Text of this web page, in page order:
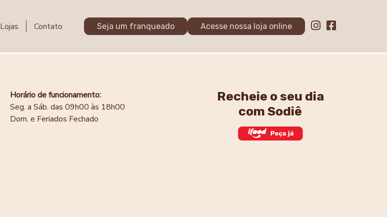
Lojas Contato Seja um franqueado Acesse nossa loja online
Horário de funcionamento:
Seg. a Sáb. das 09h00 às 18h00
Dom. e Feriados Fechado
Recheie o seu dia
com Sodiê